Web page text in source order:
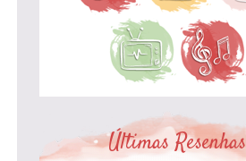
Últimas Resenhas